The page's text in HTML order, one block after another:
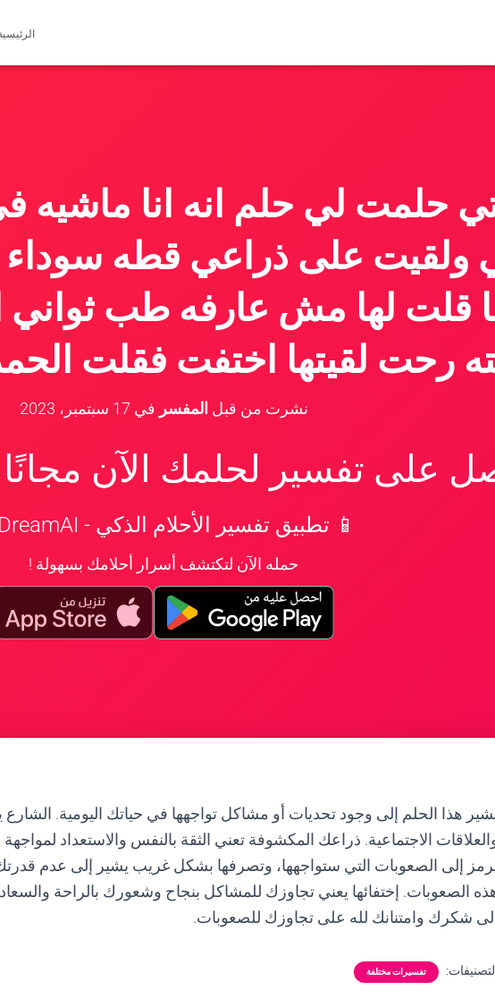
حلمت لي حلم انه انا ماشيه
ولقيت على ذراعي قطه سوداء
قلت لها مش عارفه طب
رحت لقيتها اختفت فقلت
نشرت من قبل المفسر في 17 سبتمبر، 2023
على تفسير لحلمك الآن
📱 تطبيق تفسير الأحلام الذكي - DreamAI 🚀
حمله الآن لتكتشف أسرار أحلامك بسهولة !
هذا الحلم إلى وجود تحديات أو مشاكل تواجهها في حياتك اليومية. الشارع
الاجتماعية. ذراعك المكشوفة تعني الثقة بالنفس والاستعداد
إلى الصعوبات التي ستواجهها، وتصرفها بشكل غريب يشير إلى عدم
الصعوبات. إختفائها يعني تجاوزك للمشاكل بنجاح وشعورك بالراحة
شكرك وامتنانك لله على تجاوزك للصعوبات.
تفسيرات مختلفة